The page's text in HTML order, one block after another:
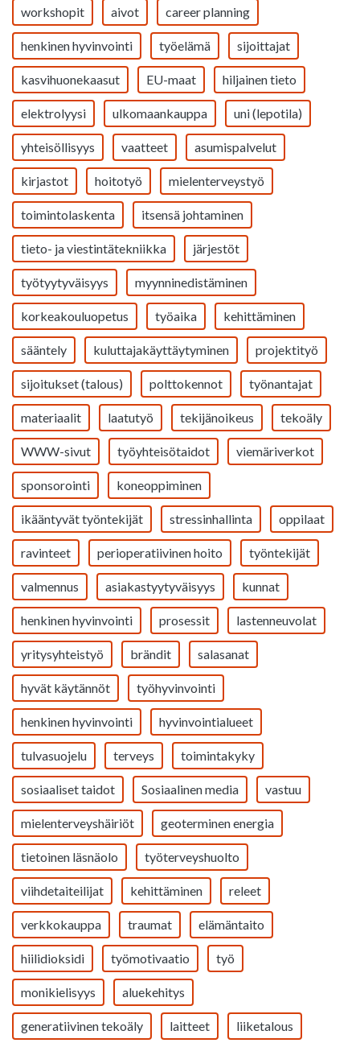
workshopit aivot career planning
henkinen hyvinvointi työelämä sijoittajat
kasvihuonekaasut EU-maat hiljainen tieto
elektrolyysi ulkomaankauppa uni (lepotila)
yhteisöllisyys vaatteet asumispalvelut
kirjastot hoitotyö mielenterveystyö
toimintolaskenta itsensä johtaminen
tieto- ja viestintätekniikka järjestöt
työtyytyväisyys myynninedistäminen
korkeakouluopetus työaika kehittäminen
sääntely kuluttajakäyttäytyminen projektityö
sijoitukset (talous) polttokennot työnantajat
materiaalit laatutyö tekijänoikeus tekoäly
WWW-sivut työyhteisötaidot viemäriverkot
sponsorointi koneoppiminen
ikääntyvät työntekijät stressinhallinta oppilaat
ravinteet perioperatiivinen hoito työntekijät
valmennus asiakastyytyväisyys kunnat
henkinen hyvinvointi prosessit lastenneuvolat
yritysyhteistyö brändit salasanat
hyvät käytännöt työhyvinvointi
henkinen hyvinvointi hyvinvointialueet
tulvasuojelu terveys toimintakyky
sosiaaliset taidot Sosiaalinen media vastuu
mielenterveyshäiriöt geoterminen energia
tietoinen läsnäolo työterveyshuolto
viihdetaiteilijat kehittäminen releet
verkkokauppa traumat elämäntaito
hiilidioksidi työmotivaatio työ
monikielisyys aluekehitys
generatiivinen tekoäly laitteet liiketalous